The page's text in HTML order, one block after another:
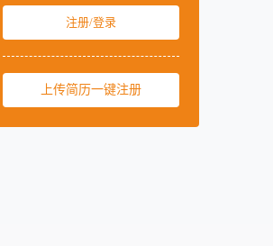
注册/登录
上传简历一键注册
中国澳门 00853
西班牙